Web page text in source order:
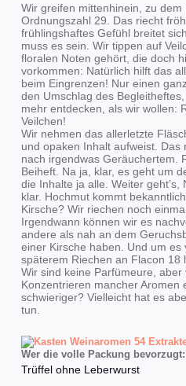
Wir greifen mittenhinein, zu
Ordnungszahl 29. Das riecht
frühlingshaftes Gefühl breitet
muss es sein. Wir tippen auf
floralen Noten gehört, die doch
vorkommen: Natürlich hilft das
beim Eingrenzen! Nur einen
den Umschlag des
mehr entdecken, als wir wollen:
Veilchen!
Wir nehmen das allerletzte
und opaken Inhalt aufweist. Das
nach irgendwas Geräuchertem.
Beiheft. Na ja, klar, es geht um
die Inhalte ja alle. Weiter
klar. Hochmut kommt
Kirsche? Wir riechen noch
Irgendwann können wir es
andere als nah an dem
einer Kirsche haben. Und um es
späterem Riechen an Flacon 18
Wir sind keine Parfümeure, aber
Konzentrieren mancher Aromen
schwieriger? Vielleicht hat es
tun.
Wer die volle Packung
Trüffel ohne Leberwurst